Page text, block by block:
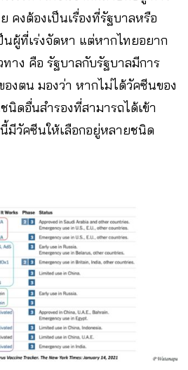
คงต้องเป็นเรื่องที่รัฐบาลหรือ
นผู้ที่เร่งจัดหา แต่หากไทยอยาก
ทาง คือ รัฐบาลกับรัฐบาลมีการ
องตน มองว่า หากไม่ได้วัคซีนของ
ดอื่นสำรองที่สามารถได้เข้า
มีวัคซีนให้เลือกอยู่หลายชนิด